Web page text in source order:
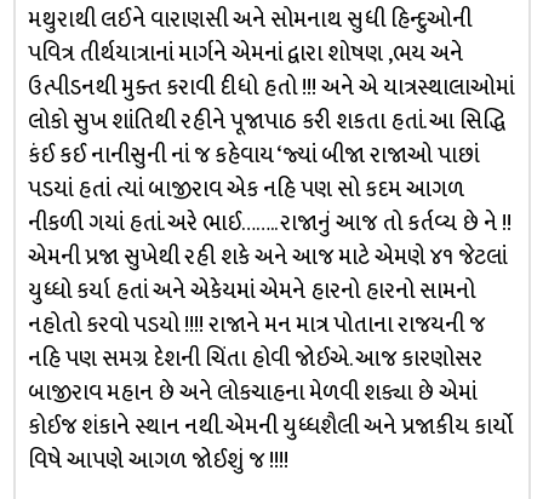
મથુરાથી લઈને વારાણસી અને સોમનાથ સુધી હિન્દુઓની
પવિત્ર તીર્થયાત્રાનાં માર્ગને એમનાં દ્વારા શોષણ ,ભય અને
ઉત્પીડનથી મુક્ત કરાવી દીધો હતો !!! અને એ યાત્રસ્થાલાઓમાં
લોકો સુખ શાંતિથી રહીને પૂજાપાઠ કરી શકતા હતાં. આ સિદ્ધિ
કંઈ કઈ નાનીસુની નાં જ કહેવાય ‘જ્યાં બીજા રાજાઓ પાછાં
પડયાં હતાં ત્યાં બાજીરાવ એક નહિ પણ સો કદમ આગળ
નીકળી ગયાં હતાં. અરે ભાઈ…….. રાજાનું આજ તો કર્તવ્ય છે ને !!
એમની પ્રજા સુખેથી રહી શકે અને આજ માટે એમણે ૪૧ જેટલાં
યુધ્ધો કર્યા હતાં અને એકેયમાં એમને હારનો હારનો સામનો
નહોતો કરવો પડયો !!!! રાજાને મન માત્ર પોતાના રાજયની જ
નહિ પણ સમગ્ર દેશની ચિંતા હોવી જોઈએ. આજ કારણોસર
બાજીરાવ મહાન છે અને લોકચાહના મેળવી શક્યા છે એમાં
કોઈજ શંકાને સ્થાન નથી. એમની યુધ્ધશૈલી અને પ્રજાકીય કાર્યો
વિષે આપણે આગળ જોઈશું જ !!!!